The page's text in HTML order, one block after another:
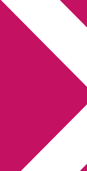
och
Hem
Kriminalroman
You are here: